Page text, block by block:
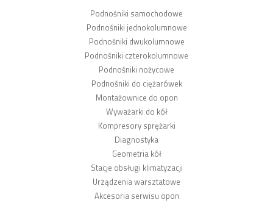
Podnośniki samochodowe
Podnośniki jednokolumnowe
Podnośniki dwukolumnowe
Podnośniki czterokolumnowe
Podnośniki nożycowe
Podnośniki do ciężarówek
Montażownice do opon
Wyważarki do kół
Kompresory sprężarki
Diagnostyka
Geometria kół
Stacje obsługi klimatyzacji
Urządzenia warsztatowe
Akcesoria serwisu opon